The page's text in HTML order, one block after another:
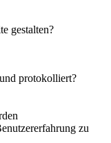
gestalten?
protokolliert?
zu